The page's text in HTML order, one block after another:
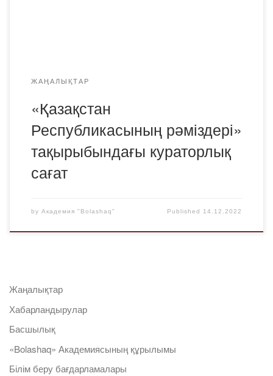
ЖАҢАЛЫҚТАР
«Қазақстан
Республикасының рәміздері»
тақырыбындағы кураторлық
сағат
by Академия "Bolashaq" Published 14.12.2022
Жаңалықтар
Хабарландырулар
Басшылық
«Bolashaq» Академиясының құрылымы
Білім беру бағдарламалары